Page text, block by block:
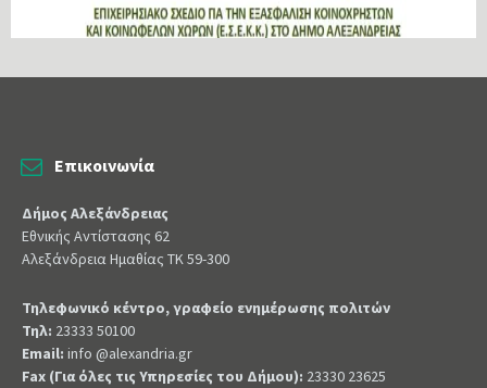
Επικοινωνία
Δήμος Αλεξάνδρειας
Εθνικής Αντίστασης 62
Αλεξάνδρεια Ημαθίας ΤΚ 59-300
Τηλεφωνικό κέντρο, γραφείο ενημέρωσης πολιτών
Τηλ: 23333 50100
Email: info @alexandria.gr
Fax (Για όλες τις Υπηρεσίες του Δήμου): 23330 23625